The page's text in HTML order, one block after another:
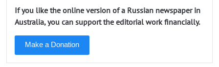
If you like the online version of a Russian newspaper in
Australia, you can support the editorial work financially.
Make a Donation